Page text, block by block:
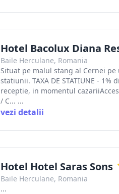
Hotel Bacolux Diana
Baile Herculane, Romania
Situat pe malul stang al Cernei
statiunii. TAXA DE STATIUNE -
receptie, in momentul
/ C... ...
vezi detalii
Hotel Hotel Saras Sons
Baile Herculane, Romania
...